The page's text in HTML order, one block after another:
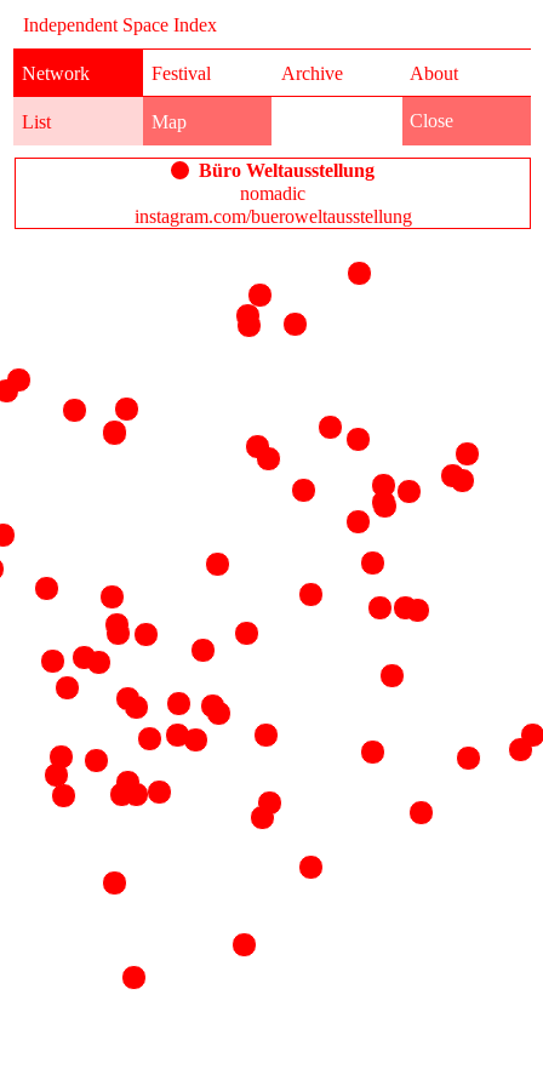
Independent Space Index
Network
List Map
Festival Archive About
Close
Büro Weltausstellung
nomadic
instagram.com/bueroweltausstellung